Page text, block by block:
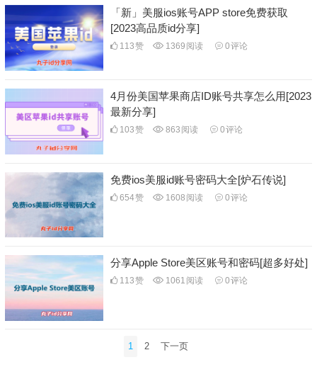
「新」美服ios账号APP store免费获取
[2023高品质id分享]
113赞 1369 阅读 0评论
4月份美国苹果商店ID账号共享怎么用[2023
最新分享]
103赞 863 阅读 0评论
免费ios美服id账号密码大全[炉石传说]
654赞 1608 阅读 0评论
分享Apple Store美区账号和密码[超多好处]
113赞 1061 阅读 0评论
1 2 下一页